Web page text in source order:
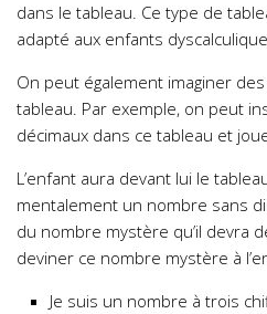
dans le tableau. Ce type de
adapté aux enfants
On peut également imaginer
tableau. Par exemple, on peut
décimaux dans ce tableau et
L’enfant aura devant lui le
mentalement un nombre sans
du nombre mystère qu’il devra
deviner ce nombre mystère à
Je suis un nombre à trois